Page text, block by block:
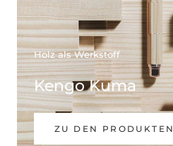
Holz als Werkstoff
Kengo Kuma
ZU DEN PRODUKTEN